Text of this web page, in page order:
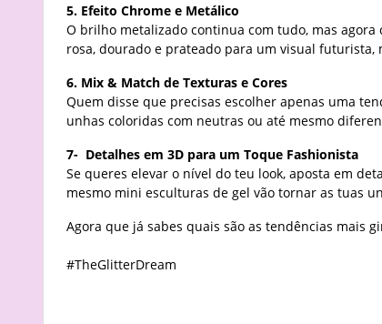
5. Efeito Chrome e Metálico
O brilho metalizado continua com tudo, mas
rosa, dourado e prateado para um visual futurista,
6. Mix & Match de Texturas e Cores
Quem disse que precisas escolher apenas uma
unhas coloridas com neutras ou até mesmo
7- Detalhes em 3D para um Toque Fashionista
Se queres elevar o nível do teu look, aposta em
mesmo mini esculturas de gel vão tornar as tuas
Agora que já sabes quais são as tendências mais
#TheGlitterDream